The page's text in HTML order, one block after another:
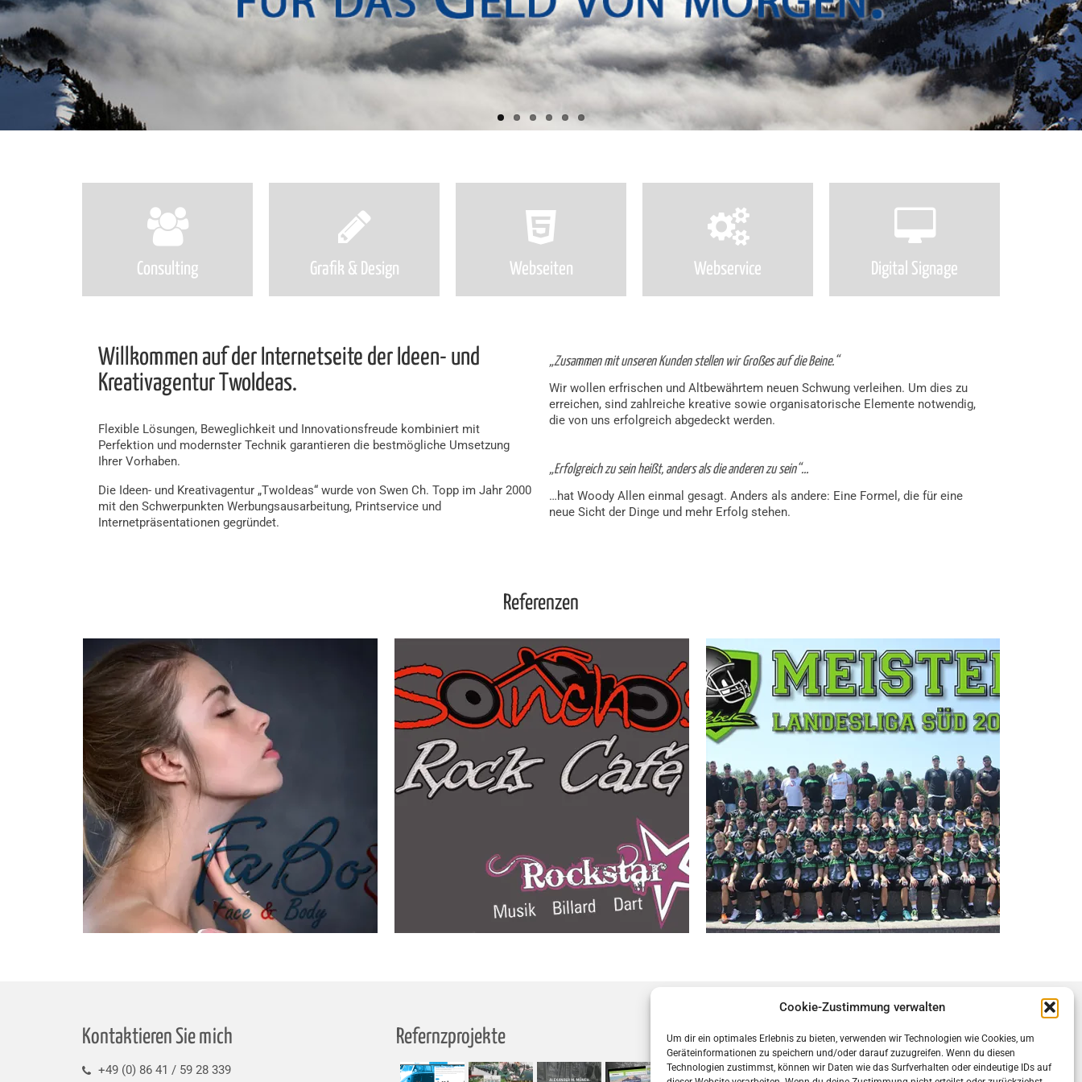
Cookie-Zustimmung verwalten
Um dir ein optimales Erlebnis zu bieten, verwenden wir Technologien wie Cookies, um
Geräteinformationen zu speichern und/oder darauf zuzugreifen. Wenn du diesen
Technologien zustimmst, können wir Daten wie das Surfverhalten oder eindeutige IDs auf
Consulting Grafik & Design Webseiten Webservice Digital Signage
Willkommen auf der Internetseite der Ideen- und
Kreativagentur TwoIdeas.
Flexible Lösungen, Beweglichkeit und Innovationsfreude kombiniert mit
Perfektion und modernster Technik garantieren die bestmögliche Umsetzung
Ihrer Vorhaben.
Die Ideen- und Kreativagentur „TwoIdeas“ wurde von Swen Ch. Topp im Jahr 2000
mit den Schwerpunkten Werbungsausarbeitung, Printservice und
Internetpräsentationen gegründet.
„Zusammen mit unseren Kunden stellen wir Großes auf die Beine.“
Wir wollen erfrischen und Altbewährtem neuen Schwung verleihen. Um dies zu
erreichen, sind zahlreiche kreative sowie organisatorische Elemente notwendig,
die von uns erfolgreich abgedeckt werden.
„Erfolgreich zu sein heißt, anders als die anderen zu sein“…
…hat Woody Allen einmal gesagt. Anders als andere: Eine Formel, die für eine
neue Sicht der Dinge und mehr Erfolg stehen.
Referenzen
Kontaktieren Sie mich
+49 (0) 86 41 / 59 28 339
Refernzprojekte Social